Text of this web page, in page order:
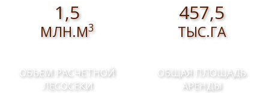
1,5
МЛН.М3
ОБЪЕМ РАСЧЕТНОЙ
ЛЕСОСЕКИ
457,5
ТЫС.ГА
ОБЩАЯ ПЛОЩАДЬ
АРЕНДЫ